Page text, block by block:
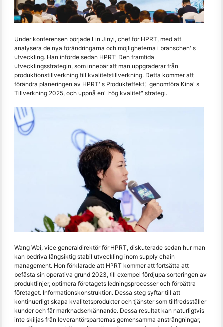
Under konferensen började Lin Jinyi, chef för HPRT, med att
analysera de nya förändringarna och möjligheterna i branschen' s
utveckling. Han införde sedan HPRT' Den framtida
utvecklingsstrategin, som innebär att man uppgraderar från
produktionstillverkning till kvalitetstillverkning. Detta kommer att
förändra planeringen av HPRT' s Produkteffekt," genomföra Kina' s
Tillverkning 2025, och uppnå en" hög kvalitet" strategi.
Wang Wei, vice generaldirektör för HPRT, diskuterade sedan hur man
kan bedriva långsiktig stabil utveckling inom supply chain
management. Hon förklarade att HPRT kommer att fortsätta att
befästa sin operativa grund 2023, till exempel fördjupa sorteringen av
produktlinjer, optimera företagets ledningsprocesser och förbättra
företaget. Informationskonstruktion. Dessa steg syftar till att
kontinuerligt skapa kvalitetsprodukter och tjänster som tillfredsställer
kunder och får marknadserkännande. Dessa resultat kan naturligtvis
inte skiljas från leverantörsparternas gemensamma ansträngningar,